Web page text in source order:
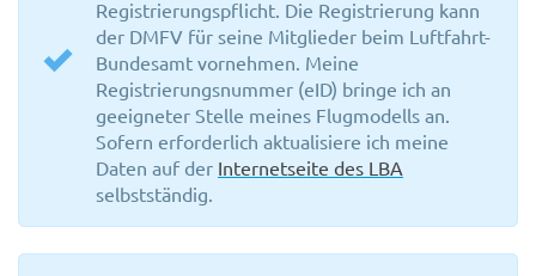
Registrierungspflicht. Die Registrierung kann
der DMFV für seine Mitglieder beim Luftfahrt-
Bundesamt vornehmen. Meine
Registrierungsnummer (eID) bringe ich an
geeigneter Stelle meines Flugmodells an.
Sofern erforderlich aktualisiere ich meine
Daten auf der Internetseite des LBA
selbstständig.